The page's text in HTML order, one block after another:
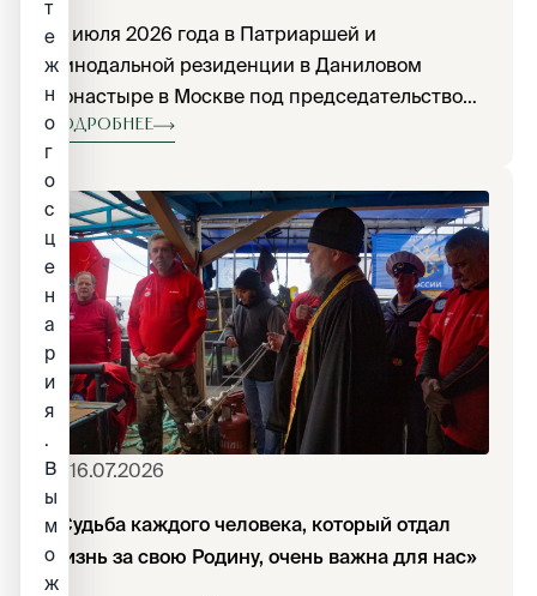
16 июля 2026 года в Патриаршей и
Синодальной резиденции в Даниловом
монастыре в Москве под председательством
Святейшего Патриарха Московского и всея
заседание Священного Синода Русской
Православной Церкви.
Подробнее
16.07.2026
«Судьба каждого человека, который отдал
жизнь за свою Родину, очень важна для нас»
т
е
ж
н
о
г
о
с
ц
е
н
а
р
и
я
.
В
ы
м
о
ж